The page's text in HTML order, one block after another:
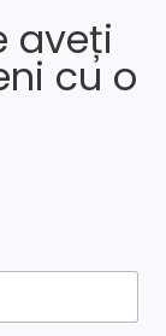
aveți
cu o